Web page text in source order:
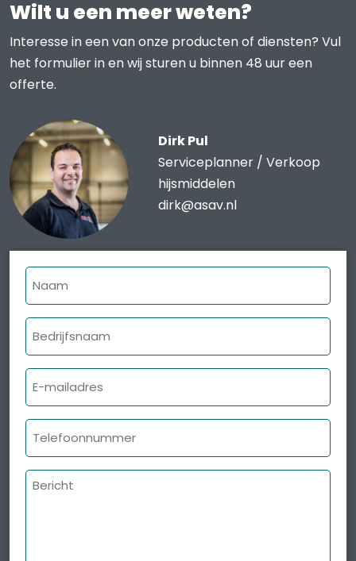
Wilt u een meer weten?
Interesse in een van onze producten of diensten? Vul
het formulier in en wij sturen u binnen 48 uur een
offerte.
Dirk Pul
Serviceplanner / Verkoop
hijsmiddelen
dirk@asav.nl
Naam
Bedrijfsnaam
E-
mailadres
Telefoonnummer
Bericht